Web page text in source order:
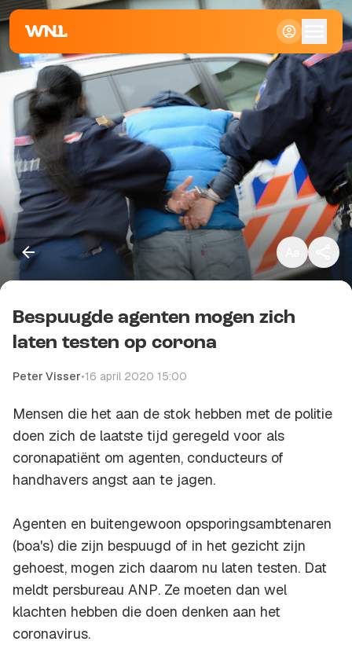
Klein
Standaard
Groot
Kopieer link
Bespuugde agenten mogen zich
laten testen op corona
Peter Visser•16 april 2020 15:00
Mensen die het aan de stok hebben met de politie
doen zich de laatste tijd geregeld voor als
coronapatiënt om agenten, conducteurs of
handhavers angst aan te jagen.
Agenten en buitengewoon opsporingsambtenaren
(boa's) die zijn bespuugd of in het gezicht zijn
gehoest, mogen zich daarom nu laten testen. Dat
meldt persbureau ANP. Ze moeten dan wel
klachten hebben die doen denken aan het
coronavirus.